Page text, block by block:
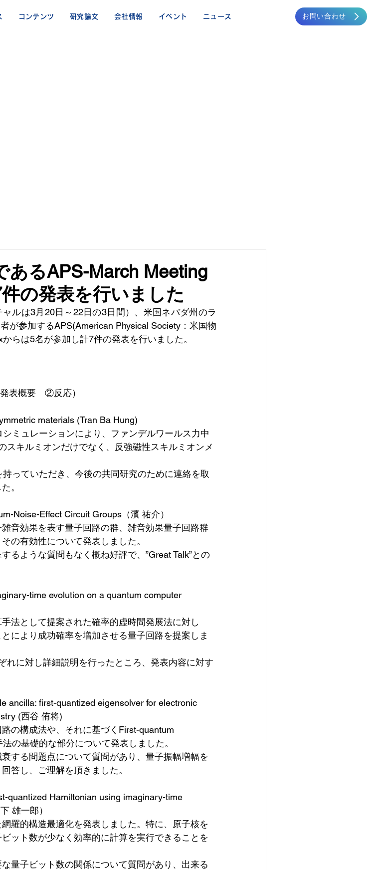
お問い合わせ
コンテンツ 研究論文 会社情報 イベント ニュース
あるAPS-March Meeting
の発表を行いました
ルは3月20日～22日の3日間）、米国ネバダ州のラ
が参加するAPS(American Physical Society：米国物
らは5名が参加し計7件の発表を行いました。
表概要　②反応）
materials (Tran Ba Hung)
ミュレーションにより、ファンデルワールス力中
スキルミオンだけでなく、反強磁性スキルミオンメ
っていただき、今後の共同研究のために連絡を取
。
Noise-Effect Circuit Groups（濱 祐介）
音効果を表す量子回路の群、雑音効果量子回路群
の有効性について発表しました。
るような質問もなく概ね好評で、”Great Talk”との
time evolution on a quantum computer
法として提案された確率的虚時間発展法に対し
により成功確率を増加させる量子回路を提案しま
に対し詳細説明を行ったところ、発表内容に対す
ancilla: first-quantized eigensolver for electronic
(西谷 侑将)
の構成法や、それに基づくFirst-quantum
の基礎的な部分について発表しました。
する問題点について質問があり、量子振幅増幅を
答し、ご理解を頂きました。
quantized Hamiltonian using imaginary-time
雄一郎）
羅的構造最適化を発表しました。特に、原子核を
ット数が少なく効率的に計算を実行できることを
量子ビット数の関係について質問があり、出来る